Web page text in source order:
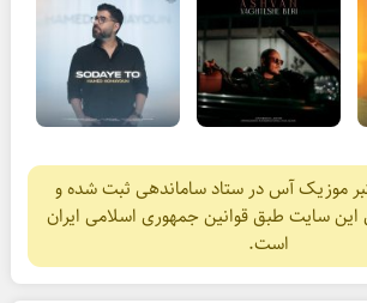
موزیک آس در ستاد ساماندهی ثبت شده و
این سایت طبق قوانین جمهوری اسلامی ایران
است.